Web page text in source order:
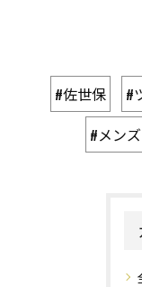
#佐世保 #
#メン